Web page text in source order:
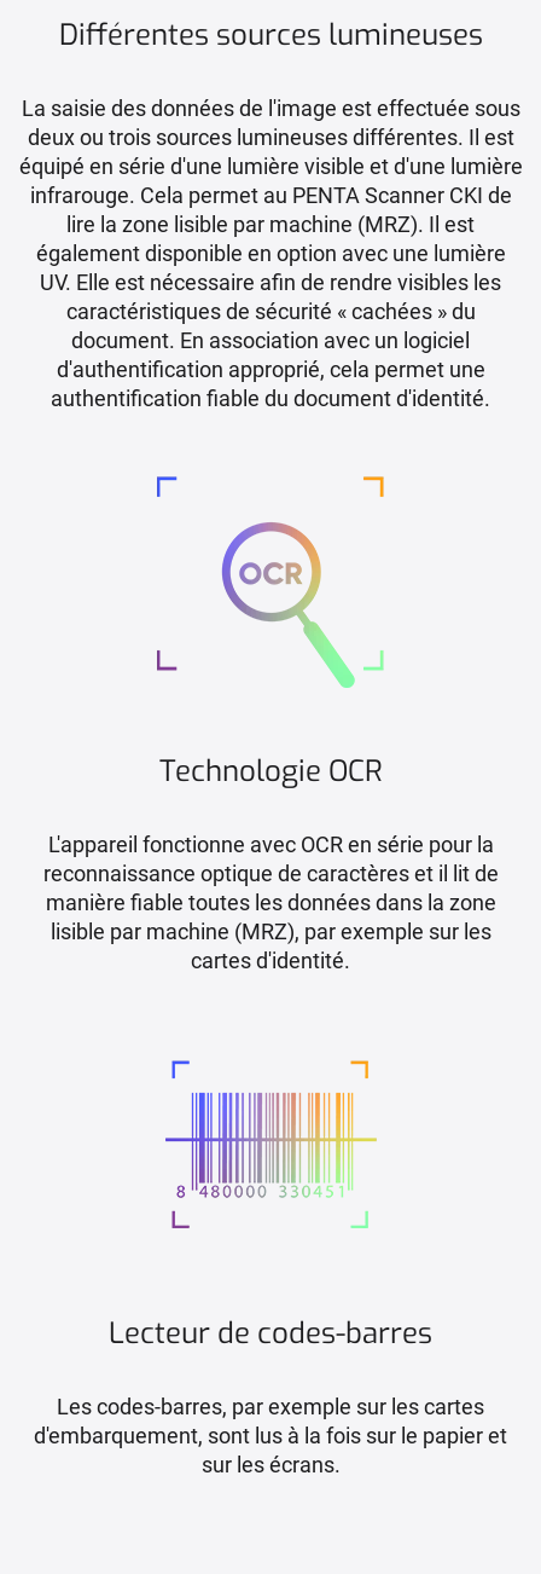
Différentes sources lumineuses
La saisie des données de l'image est effectuée sous
deux ou trois sources lumineuses différentes. Il est
équipé en série d'une lumière visible et d'une lumière
infrarouge. Cela permet au PENTA Scanner CKI de
lire la zone lisible par machine (MRZ). Il est
également disponible en option avec une lumière
UV. Elle est nécessaire afin de rendre visibles les
caractéristiques de sécurité « cachées » du
document. En association avec un logiciel
d'authentification approprié, cela permet une
authentification fiable du document d'identité.
Technologie OCR
L'appareil fonctionne avec OCR en série pour la
reconnaissance optique de caractères et il lit de
manière fiable toutes les données dans la zone
lisible par machine (MRZ), par exemple sur les
cartes d'identité.
Lecteur de codes-barres
Les codes-barres, par exemple sur les cartes
d'embarquement, sont lus à la fois sur le papier et
sur les écrans.